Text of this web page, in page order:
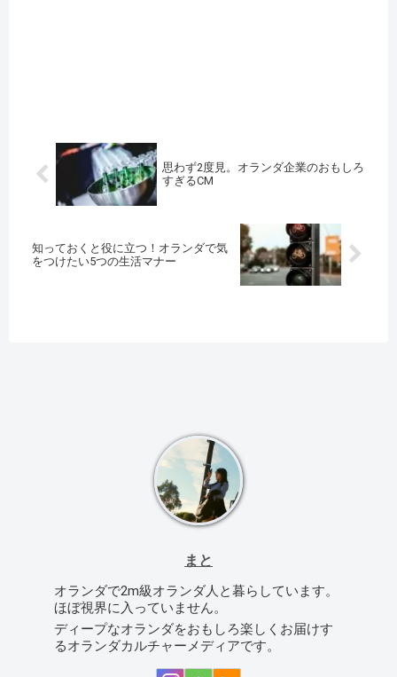
思わず2度見。オランダ企業のおもしろ
すぎるCM
知っておくと役に立つ！オランダで気
をつけたい5つの生活マナー
まと
オランダで2m級オランダ人と暮らしています。
ほぼ視界に入っていません。
ディープなオランダをおもしろ楽しくお届けす
るオランダカルチャーメディアです。